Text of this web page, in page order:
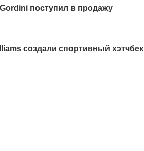
поступил в продажу
создали спортивный хэтчбек